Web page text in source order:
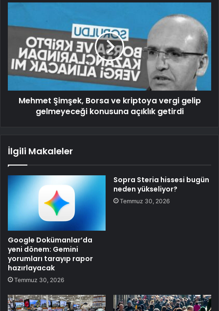
Mehmet Şimşek, Borsa ve kriptoya vergi gelip
gelmeyeceği konusuna açıklık getirdi
İlgili Makaleler
Google Dokümanlar’da
yeni dönem: Gemini
yorumları tarayıp rapor
hazırlayacak
Temmuz 30, 2026
Sopra Steria hissesi bugün
neden yükseliyor?
Temmuz 30, 2026